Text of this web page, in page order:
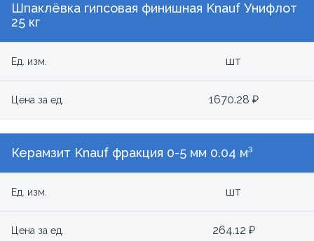
Шпаклёвка гипсовая финишная Knauf Унифлот
25 кг
Ед. изм. шт
Цена за ед. 1670.28 ₽
Керамзит Knauf фракция 0-5 мм 0.04 м³
Ед. изм. шт
Цена за ед. 264.12 ₽